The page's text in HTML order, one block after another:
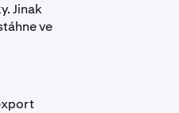
Jinak
ve